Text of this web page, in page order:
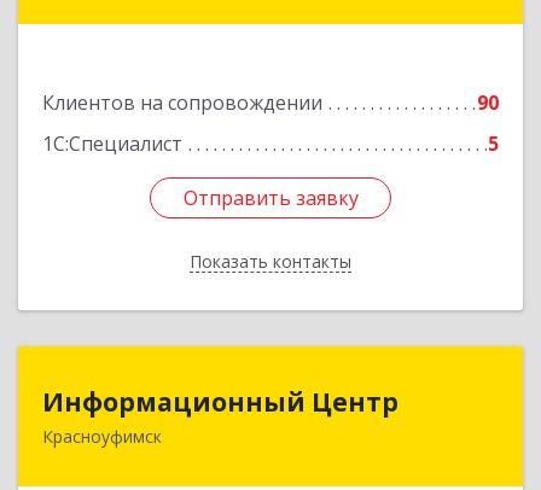
Клиентов на сопровождении
90
1С:Специалист
5
Отправить заявку
Показать контакты
Отправить заявку
Назад
Информационный Центр
Красноуфимск
Информационный Центр
623300, Свердловская обл, Красноуфимск г,